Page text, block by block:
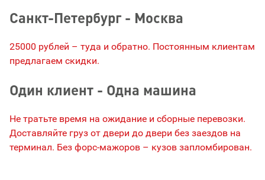
Санкт-Петербург - Москва
25000 рублей – туда и обратно. Постоянным клиентам
предлагаем скидки.
Один клиент - Одна машина
Не тратьте время на ожидание и сборные перевозки.
Доставляйте груз от двери до двери без заездов на
терминал. Без форс-мажоров – кузов запломбирован.